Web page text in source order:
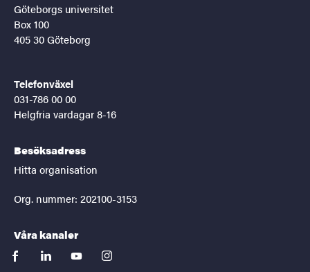
Göteborgs universitet
Box 100
405 30 Göteborg
Telefonväxel
031-786 00 00
Helgfria vardagar 8-16
Besöksadress
Hitta organisation
Org. nummer: 202100-3153
Våra kanaler
facebooklinkedinyoutubeinstagram